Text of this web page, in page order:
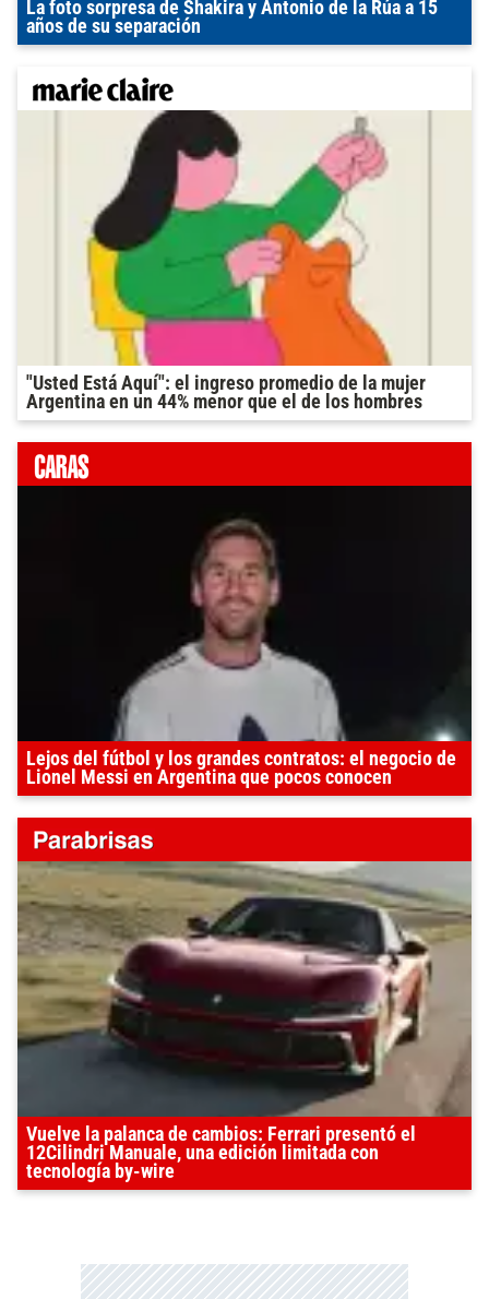
La foto sorpresa de Shakira y Antonio de la Rúa a 15
años de su separación
"Usted Está Aquí": el ingreso promedio de la mujer
Argentina en un 44% menor que el de los hombres
Lejos del fútbol y los grandes contratos: el negocio de
Lionel Messi en Argentina que pocos conocen
Vuelve la palanca de cambios: Ferrari presentó el
12Cilindri Manuale, una edición limitada con
tecnología by-wire